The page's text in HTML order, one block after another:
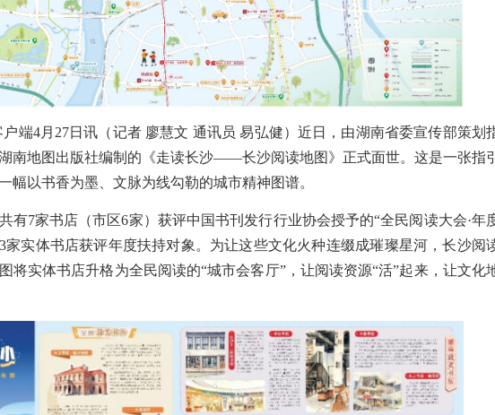
户端4月27日讯（记者 廖慧文 通讯员 易弘健）近日，由湖南省委宣传部策划
南地图出版社编制的《走读长沙——长沙阅读地图》正式面世。这是一张指
幅以书香为墨、文脉为线勾勒的城市精神图谱。
有7家书店（市区6家）获评中国书刊发行行业协会授予的“全民阅读大会·年
家实体书店获评年度扶持对象。为让这些文化火种连缀成璀璨星河，长沙阅
将实体书店升格为全民阅读的“城市会客厅”，让阅读资源“活”起来，让文化